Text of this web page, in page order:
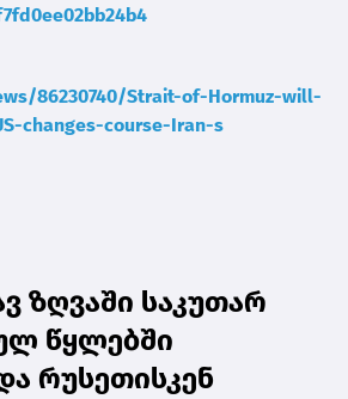
86230740/Strait-of-Hormuz-will-
changes-course-Iran-s
ზღვაში საკუთარ
წყლებში
რუსეთისკენ